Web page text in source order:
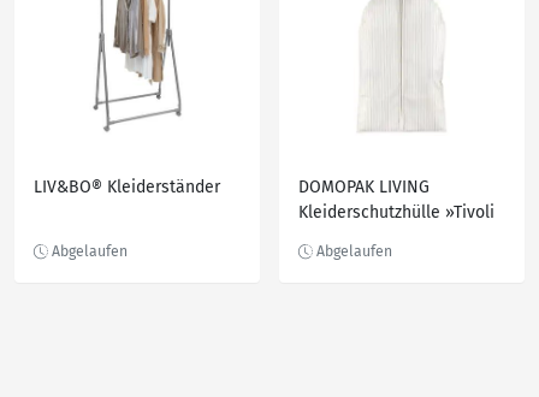
LIV&BO® Kleiderständer
DOMOPAK LIVING
Kleiderschutzhülle »Tivoli